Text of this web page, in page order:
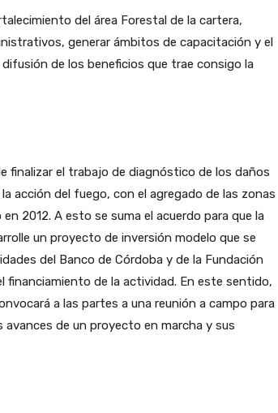
del área Forestal de la cartera,
generar ámbitos de capacitación y el
de los beneficios que trae consigo la
finalizar el trabajo de diagnóstico de los daños
acción del fuego, con el agregado de las zonas
2012. A esto se suma el acuerdo para que la
un proyecto de inversión modelo que se
del Banco de Córdoba y de la Fundación
financiamiento de la actividad. En este sentido,
a las partes a una reunión a campo para
avances de un proyecto en marcha y sus